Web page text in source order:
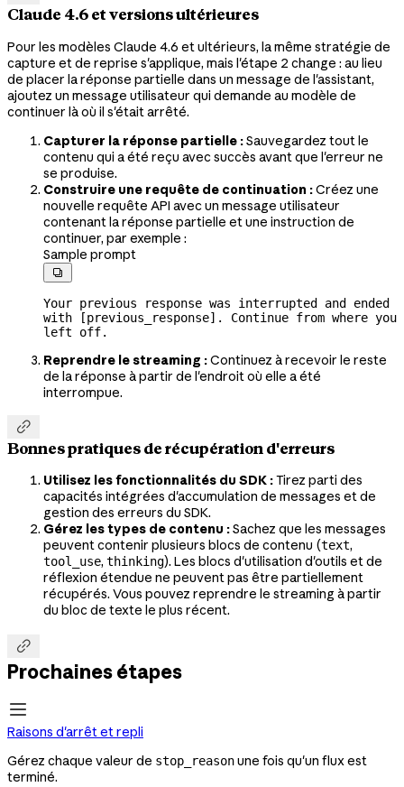
Claude 4.6 et versions ultérieures
Pour les modèles Claude 4.6 et ultérieurs, la même stratégie de
capture et de reprise s'applique, mais l'étape 2 change : au lieu
de placer la réponse partielle dans un message de l'assistant,
ajoutez un message utilisateur qui demande au modèle de
continuer là où il s'était arrêté.
Capturer la réponse partielle :Sauvegardez tout le
contenu qui a été reçu avec succès avant que l'erreur ne
se produise.
Construire une requête de continuation :Créez une
nouvelle requête API avec un message utilisateur
contenant la réponse partielle et une instruction de
continuer, par exemple :
Sample prompt

Your previous response was interrupted and ended
with [previous_response]. Continue from where you
left off.
Reprendre le streaming :Continuez à recevoir le reste
de la réponse à partir de l'endroit où elle a été
interrompue.

Bonnes pratiques de récupération d'erreurs
Utilisez les fonctionnalités du SDK :Tirez parti des
capacités intégrées d'accumulation de messages et de
gestion des erreurs du SDK.
Gérez les types de contenu :Sachez que les messages
peuvent contenir plusieurs blocs de contenu (text,
tool_use, thinking). Les blocs d'utilisation d'outils et de
réflexion étendue ne peuvent pas être partiellement
récupérés. Vous pouvez reprendre le streaming à partir
du bloc de texte le plus récent.

Prochaines étapes
Raisons d'arrêt et repli
Gérez chaque valeur de stop_reasonune fois qu'un flux est
terminé.